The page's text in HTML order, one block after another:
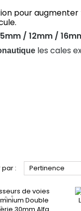
pour
5mm / 12mm /
les cales
par : Pertinence